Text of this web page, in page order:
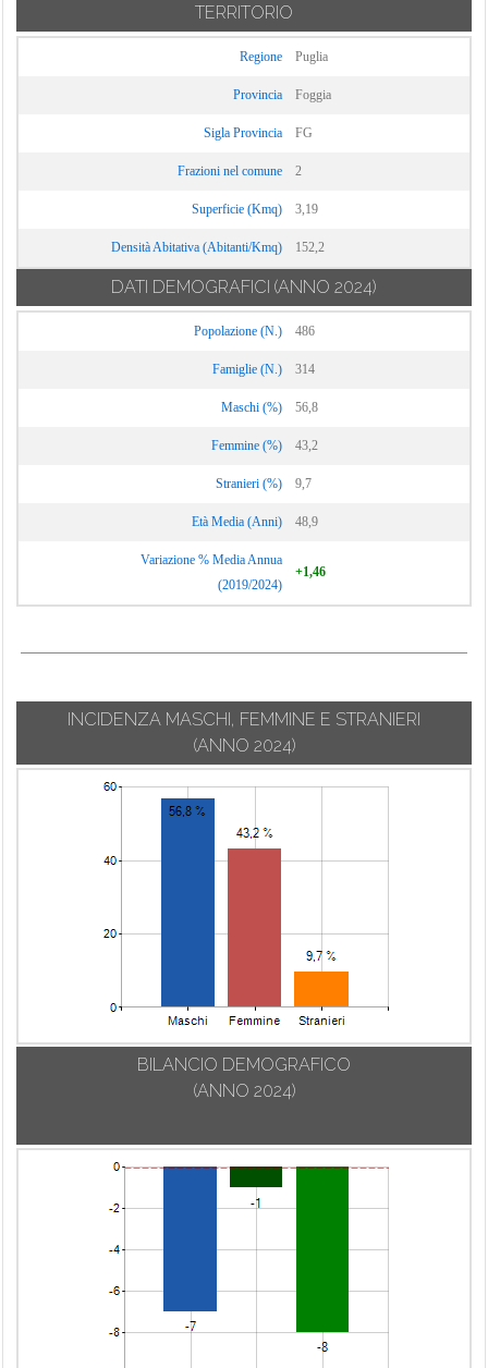
TERRITORIO
Regione Puglia
Provincia Foggia
Sigla Provincia FG
Frazioni nel comune 2
Superficie (Kmq) 3,19
Densità Abitativa (Abitanti/Kmq) 152,2
DATI DEMOGRAFICI (ANNO 2024)
Popolazione (N.) 486
Famiglie (N.) 314
Maschi (%) 56,8
Femmine (%) 43,2
Stranieri (%) 9,7
Età Media (Anni) 48,9
Variazione % Media Annua
(2019/2024)
+1,46
INCIDENZA MASCHI, FEMMINE E STRANIERI
(ANNO 2024)
BILANCIO DEMOGRAFICO
(ANNO 2024)